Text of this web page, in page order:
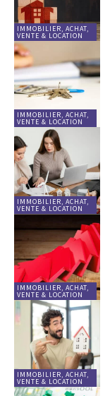
IMMOBILIER, ACHAT,
VENTE & LOCATION
IMMOBILIER, ACHAT,
VENTE & LOCATION
IMMOBILIER, ACHAT,
VENTE & LOCATION
IMMOBILIER, ACHAT,
VENTE & LOCATION
IMMOBILIER, ACHAT,
VENTE & LOCATION